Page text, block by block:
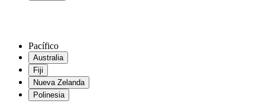
Pacífico
Australia
Fiji
Nueva Zelanda
Polinesia